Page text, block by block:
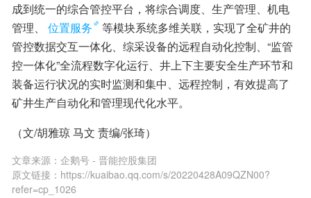
成到统一的综合管控平台，将综合调度、生产管理、机电
管理、
位置服务
等模块系统多维关联，实现了全矿井的
管控数据交互一体化、综采设备的远程自动化控制、“监管
控一体化”全流程数字化运行、井上下主要安全生产环节和
装备运行状况的实时监测和集中、远程控制，有效提高了
矿井生产自动化和管理现代化水平。
（文/胡雅琼 马文 责编/张琦）
文章来源： 企鹅号 - 晋能控股集团
原文链接： https://kuaibao.qq.com/s/20220428A09QZN00?
refer=cp_1026